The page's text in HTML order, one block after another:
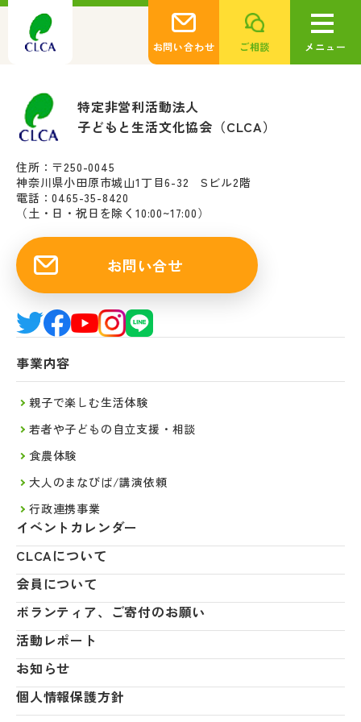
お問い合わせ ご相談 メニュー
特定非営利活動法人
子どもと生活文化協会（CLCA）
住所：〒250-0045
神奈川県小田原市城山1丁目6-32 Sビル2階
電話：0465-35-8420
（土・日・祝日を除く10:00~17:00）
お問い合せ
事業内容
親子で楽しむ生活体験
若者や子どもの自立支援・相談
食農体験
大人のまなびば/講演依頼
行政連携事業
イベントカレンダー
CLCAについて
会員について
ボランティア、ご寄付のお願い
活動レポート
お知らせ
個人情報保護方針